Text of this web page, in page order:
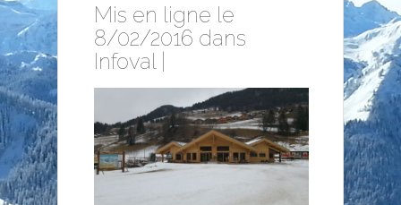
Mis en ligne le
8/02/2016 dans
Infoval